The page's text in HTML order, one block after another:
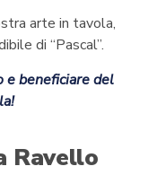
arte in tavola,
di “Pascal”.
e beneficiare del
Ravello